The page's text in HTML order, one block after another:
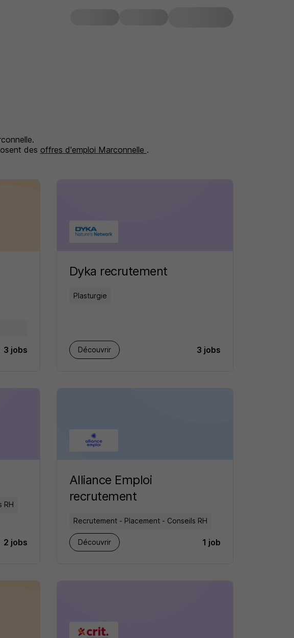
des offres d'emploi Marconnelle .
3 jobs
Dyka recrutement
Plasturgie
Découvrir 3 jobs
RH
2 jobs
Alliance Emploi
recrutement
Recrutement - Placement - Conseils RH
Découvrir 1 job